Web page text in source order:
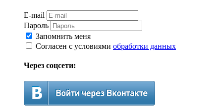
E-mail
Пароль
Запомнить меня
Согласен с условиями обработки данных
Через соцсети: